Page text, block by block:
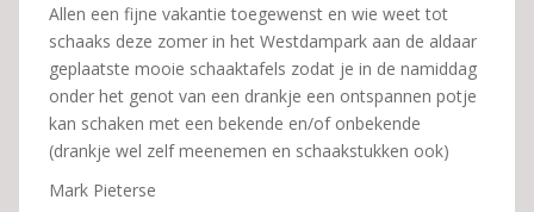
Allen een fijne vakantie toegewenst en wie weet tot
schaaks deze zomer in het Westdampark aan de aldaar
geplaatste mooie schaaktafels zodat je in de namiddag
onder het genot van een drankje een ontspannen potje
kan schaken met een bekende en/of onbekende
(drankje wel zelf meenemen en schaakstukken ook)
Mark Pieterse